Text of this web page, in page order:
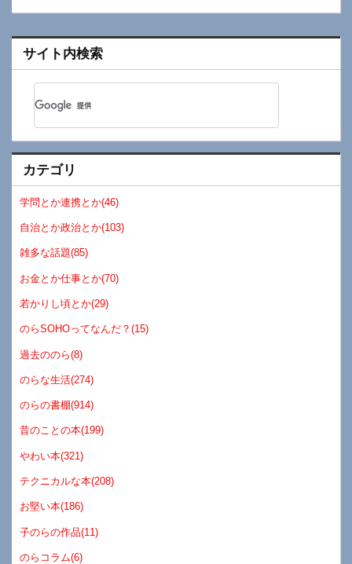
サイト内検索
カテゴリ
学問とか連携とか(46)
自治とか政治とか(103)
雑多な話題(85)
お金とか仕事とか(70)
若かりし頃とか(29)
のらSOHOってなんだ？(15)
過去ののら(8)
のらな生活(274)
のらの書棚(914)
昔のことの本(199)
やわい本(321)
テクニカルな本(208)
お堅い本(186)
子のらの作品(11)
のらコラム(6)